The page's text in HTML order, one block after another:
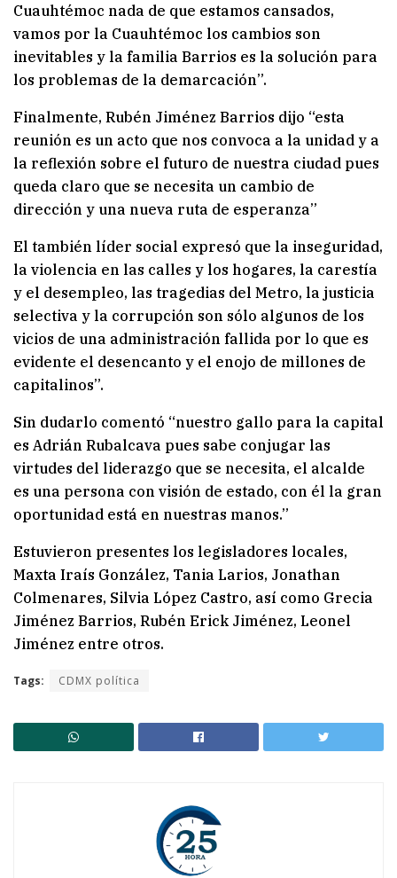
Cuauhtémoc nada de que estamos cansados,
vamos por la Cuauhtémoc los cambios son
inevitables y la familia Barrios es la solución para
los problemas de la demarcación”.
Finalmente, Rubén Jiménez Barrios dijo “esta
reunión es un acto que nos convoca a la unidad y a
la reflexión sobre el futuro de nuestra ciudad pues
queda claro que se necesita un cambio de
dirección y una nueva ruta de esperanza”
El también líder social expresó que la inseguridad,
la violencia en las calles y los hogares, la carestía
y el desempleo, las tragedias del Metro, la justicia
selectiva y la corrupción son sólo algunos de los
vicios de una administración fallida por lo que es
evidente el desencanto y el enojo de millones de
capitalinos”.
Sin dudarlo comentó “nuestro gallo para la capital
es Adrián Rubalcava pues sabe conjugar las
virtudes del liderazgo que se necesita, el alcalde
es una persona con visión de estado, con él la gran
oportunidad está en nuestras manos.”
Estuvieron presentes los legisladores locales,
Maxta Iraís González, Tania Larios, Jonathan
Colmenares, Silvia López Castro, así como Grecia
Jiménez Barrios, Rubén Erick Jiménez, Leonel
Jiménez entre otros.
Tags: CDMX política